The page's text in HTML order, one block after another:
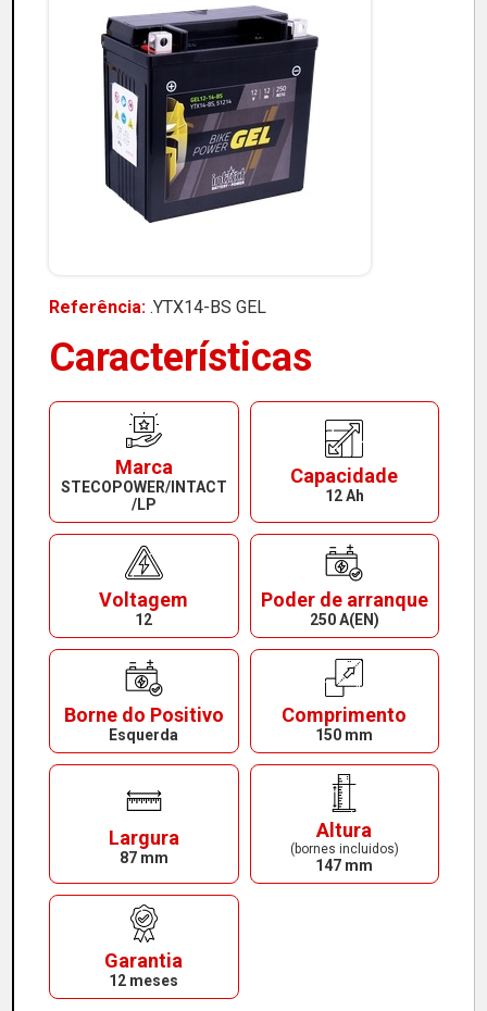
Referência: .YTX14-BS GEL
Características
Marca
STECOPOWER/INTACT
/LP
Capacidade
12 Ah
Voltagem
12
Poder de arranque
250 A(EN)
Borne do Positivo
Esquerda
Comprimento
150 mm
Largura
87 mm
Altura
(bornes incluidos)
147 mm
Garantia
12 meses